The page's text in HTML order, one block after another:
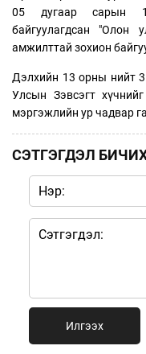
05 дугаар сарын
байгуулагдсан "Олон
амжилттай зохион
Дэлхийн 13 орны нийт
Улсын Зэвсэгт
мэргэжлийн ур чадвар
СЭТГЭГДЭЛ
Илгээх